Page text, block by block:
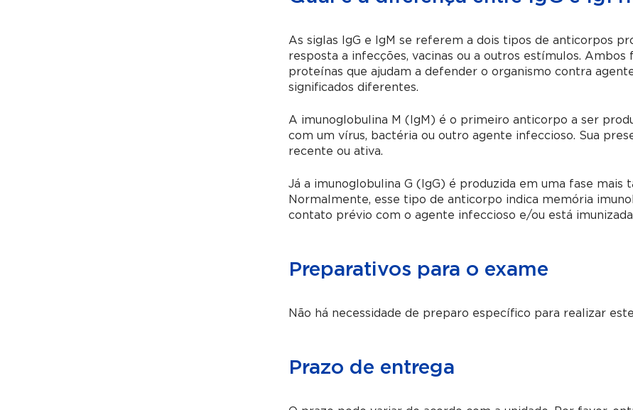
As siglas IgG e IgM se referem a dois tipos de anticorpos
resposta a infecções, vacinas ou a outros estímulos.
proteínas que ajudam a defender o organismo contra
significados diferentes.
A imunoglobulina M (IgM) é o primeiro anticorpo a ser
com um vírus, bactéria ou outro agente infeccioso. Sua
recente ou ativa.
Já a imunoglobulina G (IgG) é produzida em uma fase mais
Normalmente, esse tipo de anticorpo indica memória
contato prévio com o agente infeccioso e/ou está
Preparativos para o exame
Não há necessidade de preparo específico para realizar
Prazo de entrega